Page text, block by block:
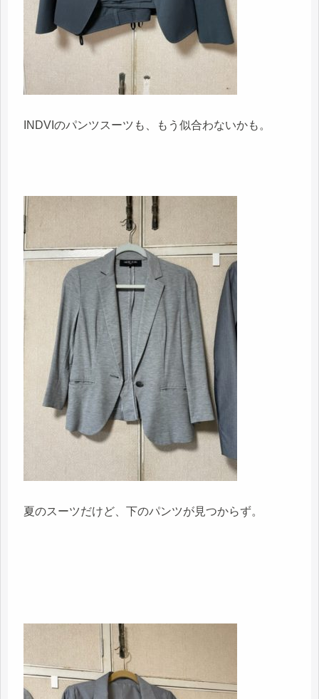
INDVIのパンツスーツも、もう似合わないかも。
夏のスーツだけど、下のパンツが見つからず。